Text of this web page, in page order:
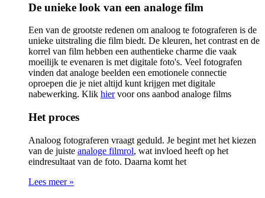
De unieke look van een analoge film
Een van de grootste redenen om analoog te fotograferen is de
unieke uitstraling die film biedt. De kleuren, het contrast en de
korrel van film hebben een authentieke charme die vaak
moeilijk te evenaren is met digitale foto's. Veel fotografen
vinden dat analoge beelden een emotionele connectie
oproepen die je niet altijd kunt krijgen met digitale
nabewerking. Klik hiervoor ons aanbod analoge films
Het proces
Analoog fotograferen vraagt geduld. Je begint met het kiezen
van de juiste analoge filmrol, wat invloed heeft op het
eindresultaat van de foto. Daarna komt het
Lees meer »